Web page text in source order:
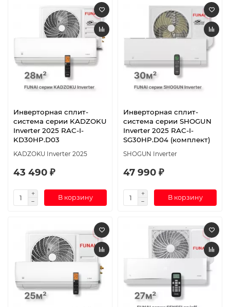
Инверторная сплит-
система серии KADZOKU
Inverter 2025 RAC-I-
KD30HP.D03
KADZOKU Inverter 2025
43 490 ₽
В корзину
Инверторная сплит-
система серии SHOGUN
Inverter 2025 RAC-I-
SG30HP.D04 (комплект)
SHOGUN Inverter
47 990 ₽
В корзину